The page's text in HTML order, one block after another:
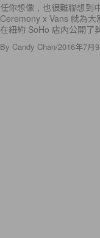
任你想像，也很難聯想到
Ceremony x Vans 就為
在紐約 SoHo 店內公開了
By Candy Chan/2016年7月